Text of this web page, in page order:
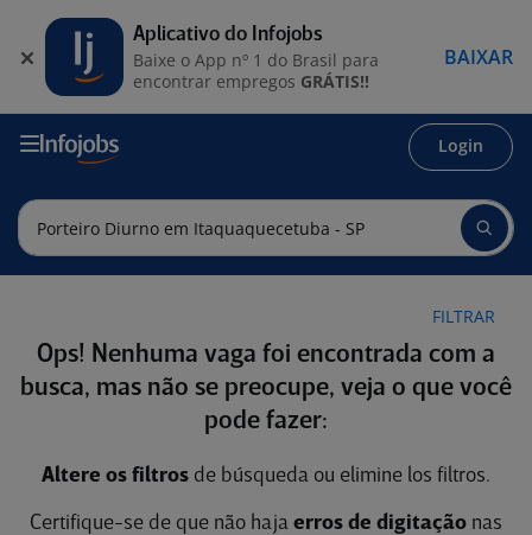
Login
FILTRAR
Ops! Nenhuma vaga foi encontrada com a
busca, mas não se preocupe, veja o que você
pode fazer:
Altere os filtros de búsqueda ou elimine los filtros.
Certifique-se de que não haja erros de digitação nas
Aplicativo do Infojobs
Baixe o App nº 1 do Brasil para
encontrar empregos GRÁTIS!!
BAIXAR